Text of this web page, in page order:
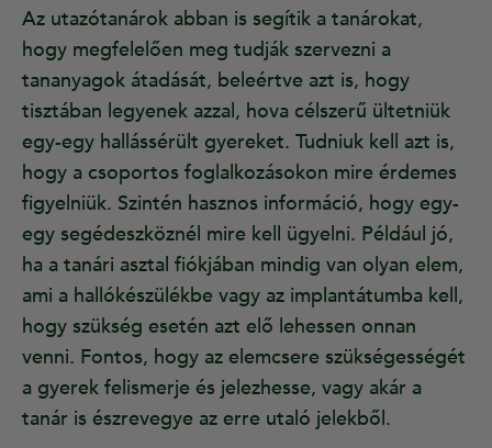
Az utazótanárok abban is segítik a tanárokat,
hogy megfelelően meg tudják szervezni a
tananyagok átadását, beleértve azt is, hogy
tisztában legyenek azzal, hova célszerű ültetniük
egy-egy hallássérült gyereket. Tudniuk kell azt is,
hogy a csoportos foglalkozásokon mire érdemes
figyelniük. Szintén hasznos információ, hogy egy-
egy segédeszköznél mire kell ügyelni. Például jó,
ha a tanári asztal fiókjában mindig van olyan elem,
ami a hallókészülékbe vagy az implantátumba kell,
hogy szükség esetén azt elő lehessen onnan
venni. Fontos, hogy az elemcsere szükségességét
a gyerek felismerje és jelezhesse, vagy akár a
tanár is észrevegye az erre utaló jelekből.